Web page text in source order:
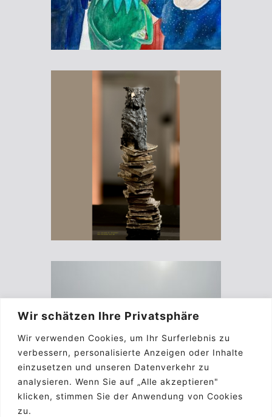
Wir schätzen Ihre Privatsphäre
Wir verwenden Cookies, um Ihr Surferlebnis zu
verbessern, personalisierte Anzeigen oder Inhalte
einzusetzen und unseren Datenverkehr zu
analysieren. Wenn Sie auf „Alle akzeptieren"
klicken, stimmen Sie der Anwendung von Cookies
zu.